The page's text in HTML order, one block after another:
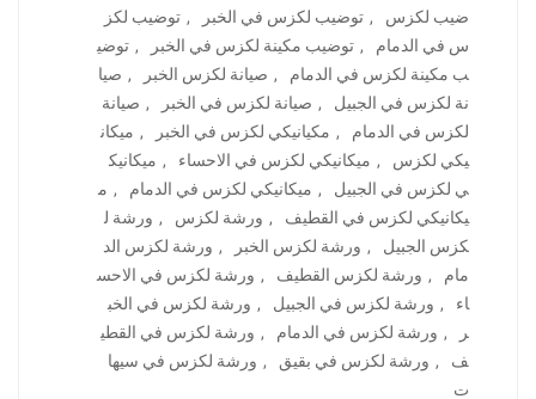
ضيب لكزس
, توضيب لكزس في الخبر , توضيب لكز
س في الدمام
, توضيب مكينة لكزس في الخبر , توضي
ب مكينة لكزس في الدمام
, صيانة لكزس الخبر , صيا
نة لكزس في الجبيل
, صيانة لكزس في الخبر , صيانة
لكزس في الدمام
, مكيانيكي لكزس في الخبر , ميكان
يكي لكزس
, ميكانيكي لكزس في الاحساء , ميكانيك
ي لكزس في الجبيل
, ميكانيكي لكزس في الدمام , م
يكانيكي لكزس في القطيف
, ورشة لكزس , ورشة ل
كزس الجبيل
, ورشة لكزس الخبر , ورشة لكزس الد
مام
, ورشة لكزس القطيف , ورشة لكزس في الاحس
اء
, ورشة لكزس في الجبيل , ورشة لكزس في الخب
ر
, ورشة لكزس في الدمام , ورشة لكزس في القطي
ف
, ورشة لكزس في بقيق , ورشة لكزس في سيها
ت